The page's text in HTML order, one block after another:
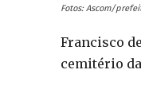
Fotos: Ascom/
Francisco
cemitério